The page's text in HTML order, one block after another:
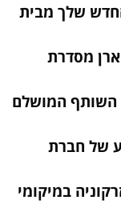
שלך מבית
מסדרת
השותף המושלם
של חברת
במיקומי